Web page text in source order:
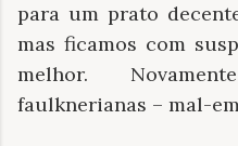
para um prato
mas ficamos com
melhor.
faulknerianas – mal-